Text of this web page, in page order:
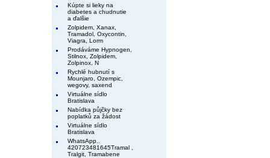
Kúpte si lieky na
diabetes a chudnutie
a ďalšie
Zolpidem, Xanax,
Tramadol, Oxycontin,
Viagra, Lorm
Prodáváme Hypnogen,
Stilnox, Zolpidem,
Zolpinox, N
Rychlé hubnutí s
Mounjaro, Ozempic,
wegovy, saxend
Virtuálne sídlo
Bratislava
Nabídka půjčky bez
poplatků za žádost
Virtuálne sídlo
Bratislava
WhatsApp..
420723481645Tramal ,
Tralgit, Tramabene